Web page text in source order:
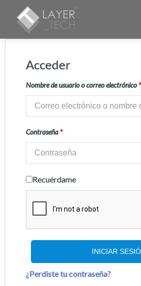
Acceder
Nombre de usuario o correo electrónico*
Contraseña *
Recuérdame
INICIAR
¿Perdiste tu contraseña?